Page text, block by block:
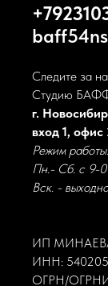
Следите за
Студию
г.
вход 1, офис
Режим работы:
Пн.- Сб. с 9-
Вск. -
ИП
ИНН:
ОГРН/